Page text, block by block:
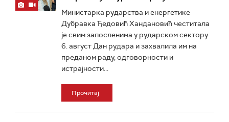
Министарка рударства и енергетике
Дубравка Ђедовић Хандановић честитала
је свим запосленима у рударском сектору
6. август Дан рудара и захвалила им на
преданом раду, одговорности и
истрајности...
Прочитај